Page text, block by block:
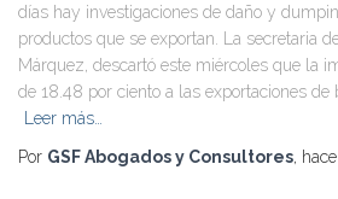
días hay investigaciones de daño y
productos que se exportan. La secretaria
Márquez, descartó este miércoles que la
de 18.48 por ciento a las exportaciones de
Leer más…
Por GSF Abogados y Consultores, hace